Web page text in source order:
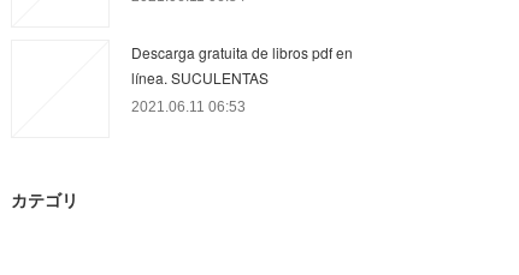
Descarga gratuita de libros pdf en
línea. SUCULENTAS
2021.06.11 06:53
カテゴリ